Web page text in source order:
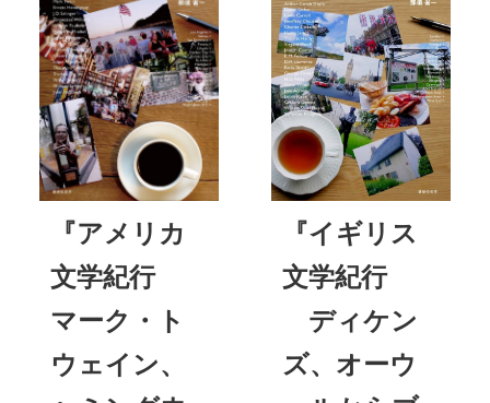
『アメリカ
文学紀行
マーク・ト
ウェイン、
『イギリス
文学紀行
ディケン
ズ、オーウ